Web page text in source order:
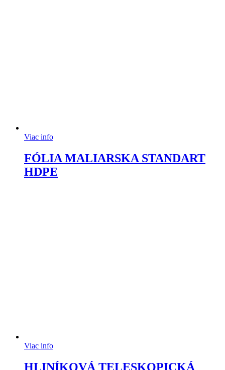
Viac info
FÓLIA MALIARSKA STANDART
HDPE
Viac info
HLINÍKOVÁ TELESKOPICKÁ